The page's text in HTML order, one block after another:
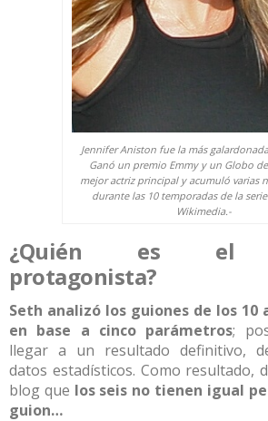
Jennifer Aniston fue la más
Ganó un premio Emmy y un Globo
mejor actriz principal y acumuló varias
durante las 10 temporadas de la
Wikimedia.-
¿Quién es el
protagonista?
Seth analizó los guiones de los 10
en base a cinco parámetros;
llegar a un resultado definitivo,
datos estadísticos. Como resultado,
blog que los seis no tienen igual
guion…